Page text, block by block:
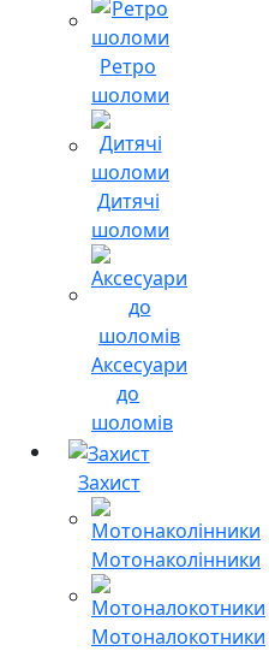
Ретро
шоломи
Дитячі
шоломи
Аксесуари
до
шоломів
Захист
Мотонаколінники
Мотоналокотники